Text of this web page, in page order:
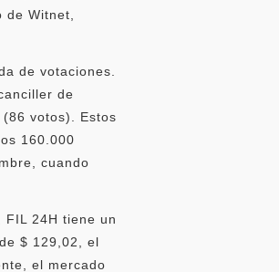
Witnet,
de votaciones.
de
votos). Estos
160.000
cuando
24H tiene un
$ 129,02, el
el mercado